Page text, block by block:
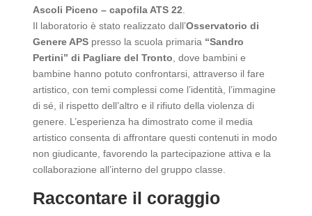
Ascoli Piceno – capofila ATS 22
Il laboratorio è stato realizzato dall’Osservatorio di
Genere APSpresso la scuola primaria “Sandro
Pertini” di Pagliare del Tronto , dove bambini e
bambine hanno potuto confrontarsi, attraverso il fare
artistico, con temi complessi come l’identità, l’immagine
di sé, il rispetto dell’altro e il rifiuto della violenza di
genere. L’esperienza ha dimostrato come il media
artistico consenta di affrontare questi contenuti in modo
non giudicante, favorendo la partecipazione attiva e la
collaborazione all’interno del gruppo classe.
Raccontare il coraggio